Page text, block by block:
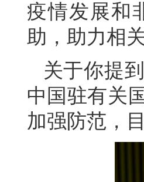
疫情发展和
助，助力相
关于你提
中国驻有关
加强防范，